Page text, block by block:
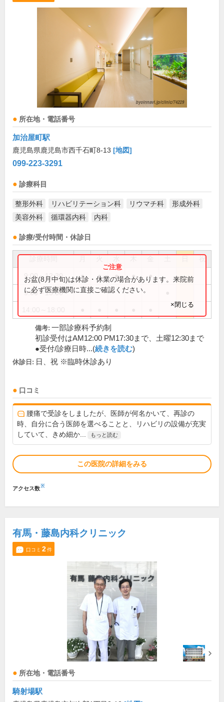
所在地・電話番号
加治屋町駅
鹿児島県鹿児島市西千石町8-13 [地図]
099-223-3291
診療科目
整形外科 リハビリテーション科 リウマチ科
形成外科
美容外科
循環器内科 内科
診療/受付時間・休診日
祝
9:00～12:30 ● ● ● ● ●
9:00～13:00
お盆(8月中旬)は休診・休業の場合があります。来院前
に必ず医療機関に直接ご確認ください。
×閉じる
備考: 一部診療科予約制
初診受付はAM12:00 PM17:30まで、土曜12:30まで
●受付/診療日時...(続きを読む)
休診日: 日、祝 ※臨時休診あり
口コミ
腰痛で受診をしましたが、医師が何名かいて、再診の
時、自分に合う医師を選べることと、リハビリの設備が充実
していて、きめ細か...
もっと読む
この医院の詳細をみる
アクセス数※
有馬・藤島内科クリニック
口コミ 2件
所在地・電話番号
騎射場駅